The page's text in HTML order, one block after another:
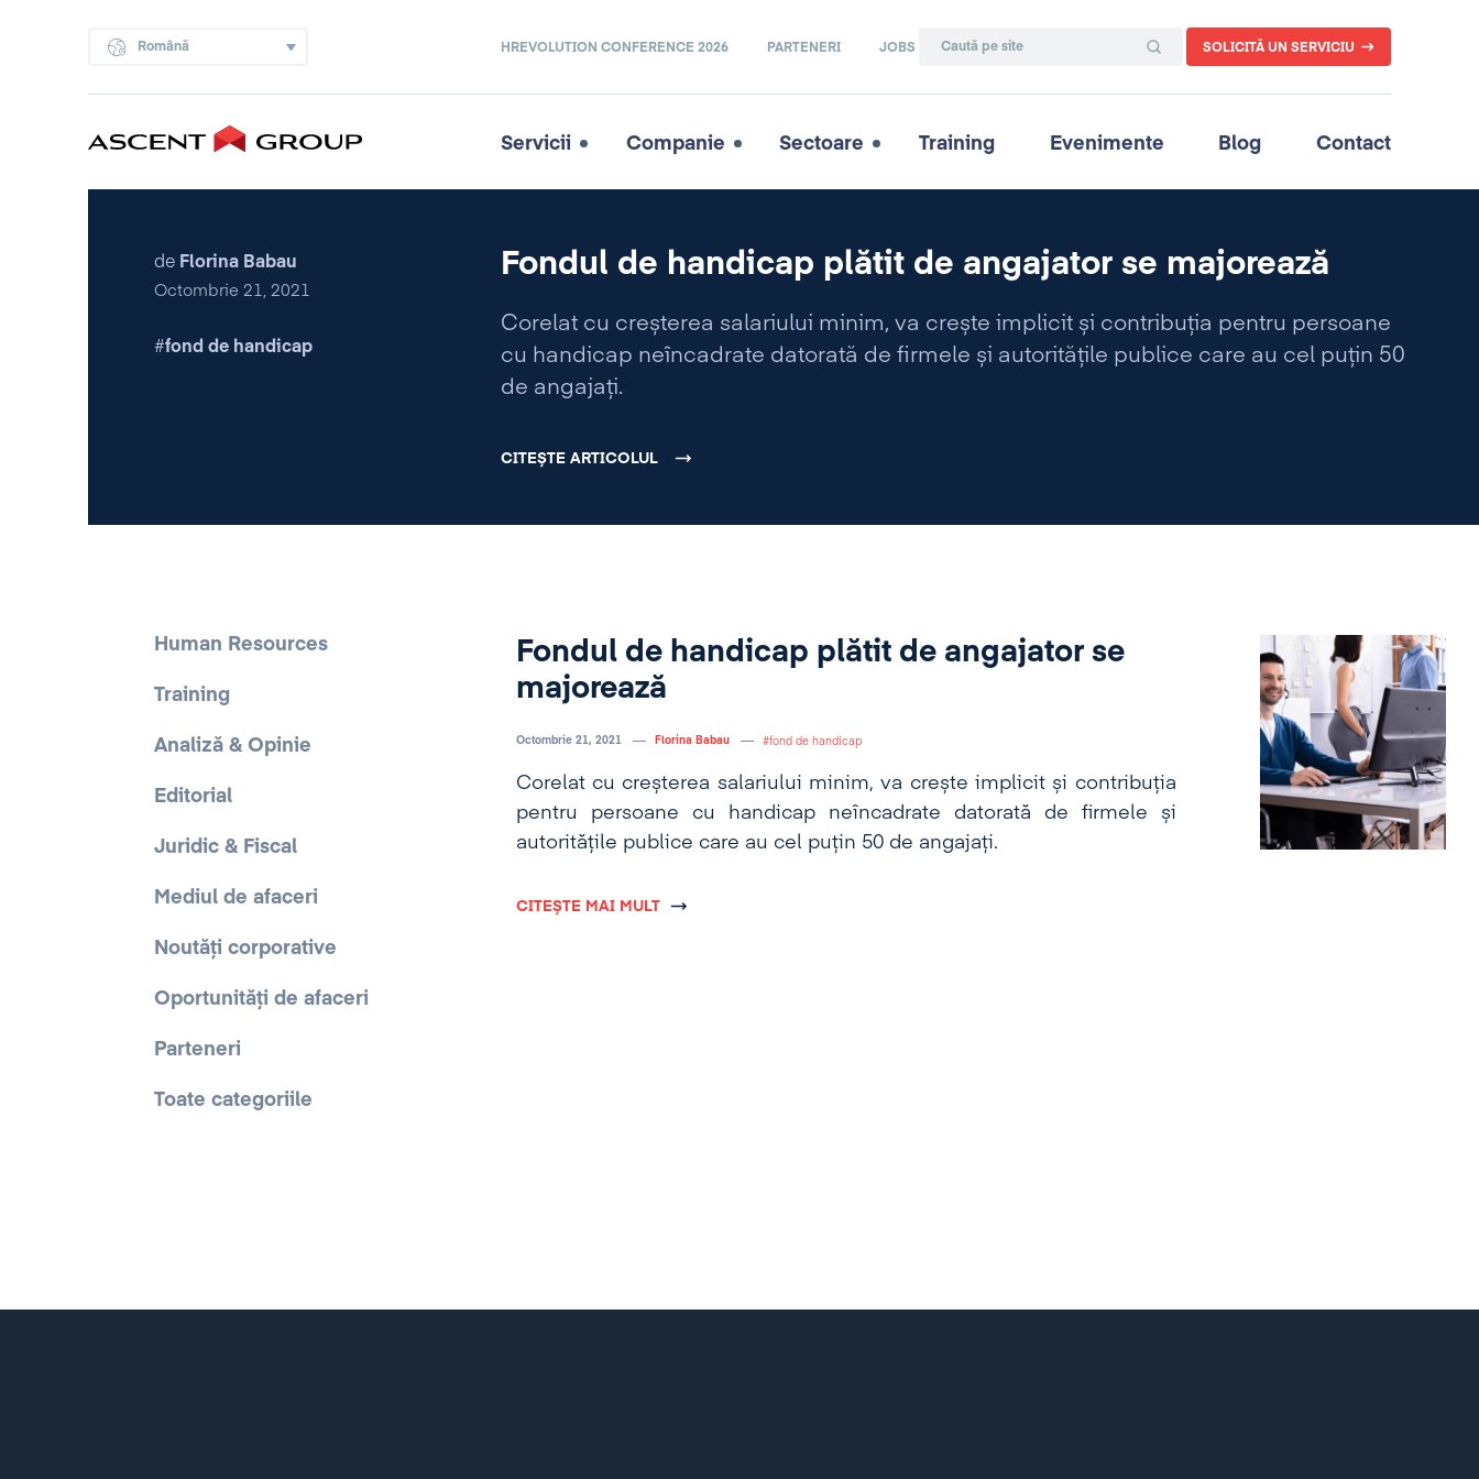
Română HREVOLUTION CONFERENCE 2026 PARTENERI JOBS SOLICITĂ UN SERVICIU
Servicii Companie Sectoare Training Evenimente Blog Contact
de Florina Babau
Octombrie 21, 2021
fond de handicap
Fondul de handicap plătit de angajator se majorează
Corelat cu creșterea salariului minim, va crește implicit și contribuția pentru persoane
cu handicap neîncadrate datorată de firmele și autoritățile publice care au cel puțin 50
de angajați.
CITEȘTE ARTICOLUL
Human Resources
Training
Analiză & Opinie
Editorial
Juridic & Fiscal
Mediul de afaceri
Noutăți corporative
Oportunități de afaceri
Parteneri
Toate categoriile
Fondul de handicap plătit de angajator se
majorează
Octombrie 21, 2021 Florina Babau fond de handicap
Corelat cu creșterea salariului minim, va crește implicit și contribuția
pentru persoane cu handicap neîncadrate datorată de firmele și
autoritățile publice care au cel puțin 50 de angajați.
CITEȘTE MAI MULT